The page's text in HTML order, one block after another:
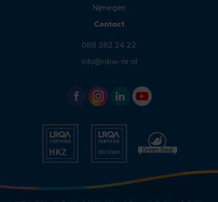
Nijmegen
Contact
088 382 24 22
info@ribw-nr.nl